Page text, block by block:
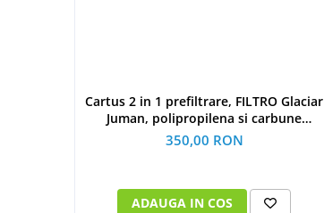
Cartus 2 in 1 prefiltrare, FILTRO Glaciar
Juman, polipropilena si carbune
activat, twist
350,00 RON
ADAUGA IN COS